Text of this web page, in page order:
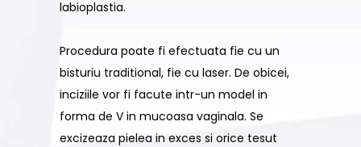
labioplastia.
Procedura poate fi efectuata fie cu un
bisturiu traditional, fie cu laser. De obicei,
inciziile vor fi facute intr-un model in
forma de V in mucoasa vaginala. Se
excizeaza pielea in exces si orice tesut